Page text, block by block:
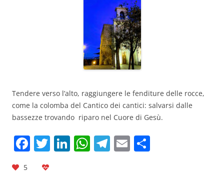
Tendere verso l’alto, raggiungere le fenditure delle rocce,
come la colomba del Cantico dei cantici: salvarsi dalle
bassezze trovando riparo nel Cuore di Gesù.
F T Li W T E
5